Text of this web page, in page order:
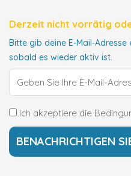
Derzeit nicht vorrätig
Bitte gib deine E-Mail-
sobald es wieder aktiv ist.
Ich akzeptiere die